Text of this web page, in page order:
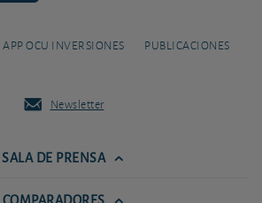
APP OCU INVERSIONES PUBLICACIONES
Newsletter
SALA DE PRENSA
COMPARADORES